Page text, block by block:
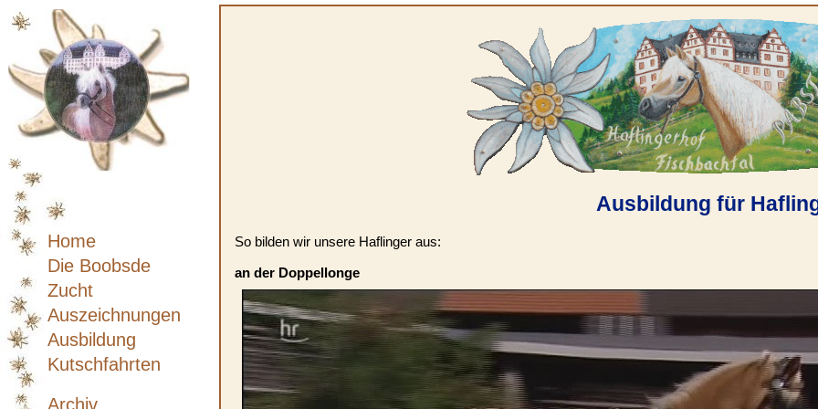
Home
Die Boobsde
Zucht
Auszeichnungen
Ausbildung
Kutschfahrten
Archiv
Ausbildung für
So bilden wir unsere Haflinger aus:
an der Doppellonge